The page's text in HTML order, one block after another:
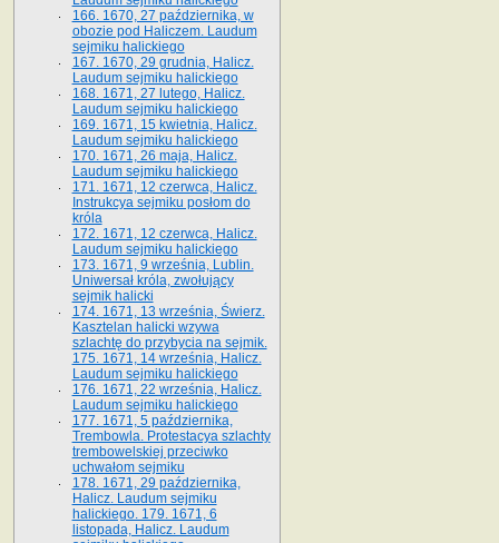
166. 1670, 27 października, w
obozie pod Haliczem. Laudum
sejmiku halickiego
167. 1670, 29 grudnia, Halicz.
Laudum sejmiku halickiego
168. 1671, 27 lutego, Halicz.
Laudum sejmiku halickiego
169. 1671, 15 kwietnia, Halicz.
Laudum sejmiku halickiego
170. 1671, 26 maja, Halicz.
Laudum sejmiku halickiego
171. 1671, 12 czerwca, Halicz.
Instrukcya sejmiku posłom do
króla
172. 1671, 12 czerwca, Halicz.
Laudum sejmiku halickiego
173. 1671, 9 września, Lublin.
Uniwersał króla, zwołujący
sejmik halicki
174. 1671, 13 września, Świerz.
Kasztelan halicki wzywa
szlachtę do przybycia na sejmik.
175. 1671, 14 września, Halicz.
Laudum sejmiku halickiego
176. 1671, 22 września, Halicz.
Laudum sejmiku halickiego
177. 1671, 5 października,
Trembowla. Protestacya szlachty
trembowelskiej przeciwko
uchwałom sejmiku
178. 1671, 29 października,
Halicz. Laudum sejmiku
halickiego. 179. 1671, 6
listopada, Halicz. Laudum